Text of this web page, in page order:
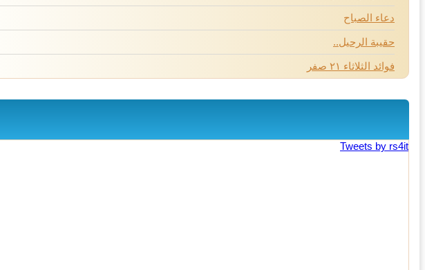
دعاء الصباح
حقيبة الرحيل..
فوائد الثلاثاء ٢١ صفر
Tweets by rs4it